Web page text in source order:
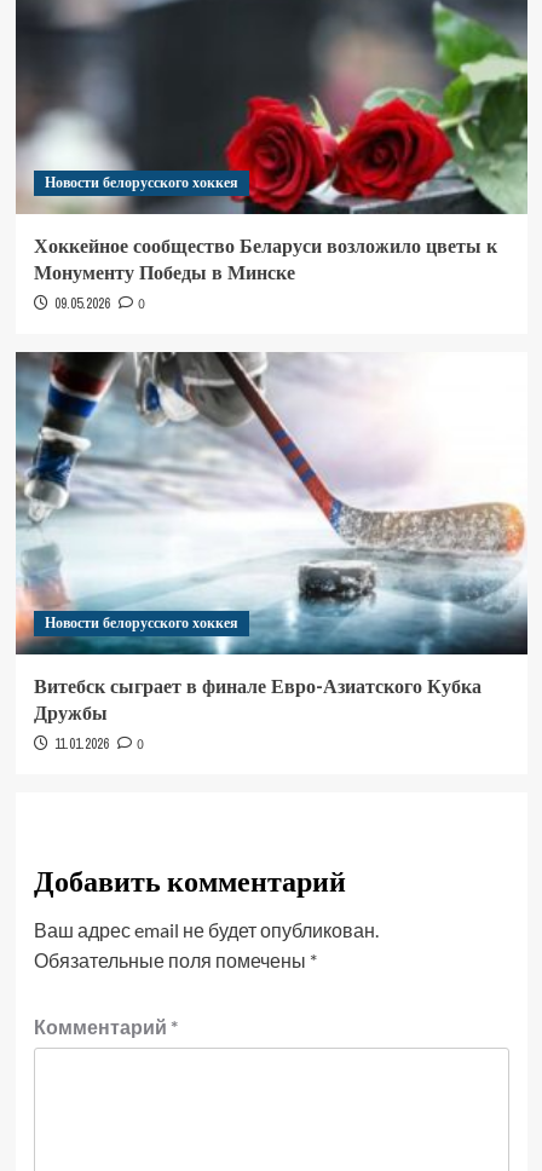
Новости белорусского хоккея
Хоккейное сообщество Беларуси возложило цветы к
Монументу Победы в Минске
09.05.2026 0
Новости белорусского хоккея
Витебск сыграет в финале Евро-Азиатского Кубка
Дружбы
11.01.2026 0
Добавить комментарий
Ваш адрес email не будет опубликован.
Обязательные поля помечены *
Комментарий *